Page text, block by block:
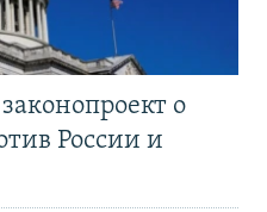
о
России и